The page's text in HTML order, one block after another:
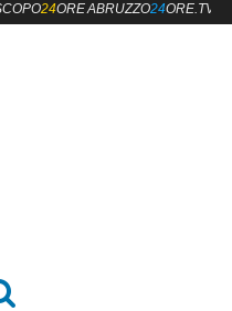
24OREABRUZZO24ORE.TV